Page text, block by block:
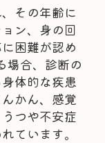
その年齢に
ン、身の回
困難が認め
場合、診断の
体的な疾患
かん、感覚
つや不安症
ています。